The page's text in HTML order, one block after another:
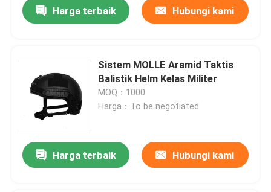
Harga terbaik Hubungi kami
Sistem MOLLE Aramid Taktis
Balistik Helm Kelas Militer
MOQ：1000
Harga：To be negotiated
Harga terbaik Hubungi kami